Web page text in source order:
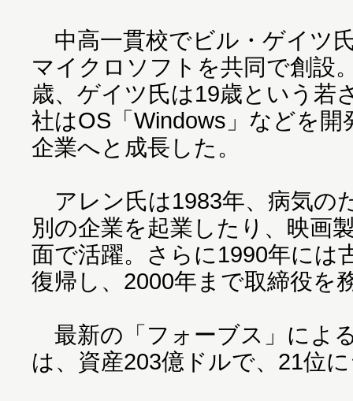
中高一貫校でビル・ゲイツ
マイクロソフトを共同で創設
歳、ゲイツ氏は19歳という若
社はOS「Windows」などを開
企業へと成長した。
アレン氏は1983年、病気の
別の企業を起業したり、映画
面で活躍。さらに1990年には
復帰し、2000年まで取締役を
最新の「フォーブス」によ
は、資産203億ドルで、21位